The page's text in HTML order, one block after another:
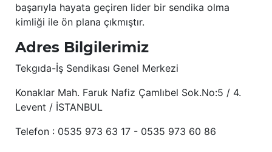
başarıyla hayata geçiren lider bir sendika olma
kimliği ile ön plana çıkmıştır.
Adres Bilgilerimiz
Tekgıda-İş Sendikası Genel Merkezi
Konaklar Mah. Faruk Nafiz Çamlıbel Sok.No:5 / 4.
Levent / İSTANBUL
Telefon : 0535 973 63 17 - 0535 973 60 86